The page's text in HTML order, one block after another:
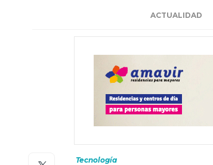
ACTUALIDAD
Tecnología